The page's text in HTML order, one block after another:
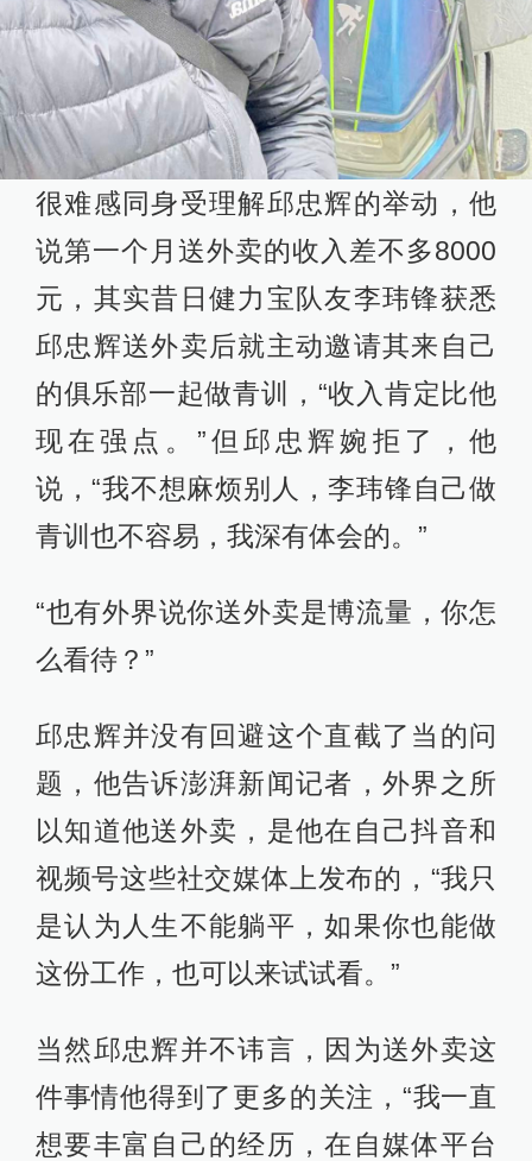
很难感同身受理解邱忠辉的举动，他
说第一个月送外卖的收入差不多8000
元，其实昔日健力宝队友李玮锋获悉
邱忠辉送外卖后就主动邀请其来自己
的俱乐部一起做青训，“收入肯定比他
现在强点。”但邱忠辉婉拒了，他
说，“我不想麻烦别人，李玮锋自己做
青训也不容易，我深有体会的。”
“也有外界说你送外卖是博流量，你怎
么看待？”
邱忠辉并没有回避这个直截了当的问
题，他告诉澎湃新闻记者，外界之所
以知道他送外卖，是他在自己抖音和
视频号这些社交媒体上发布的，“我只
是认为人生不能躺平，如果你也能做
这份工作，也可以来试试看。”
当然邱忠辉并不讳言，因为送外卖这
件事情他得到了更多的关注，“我一直
想要丰富自己的经历，在自媒体平台